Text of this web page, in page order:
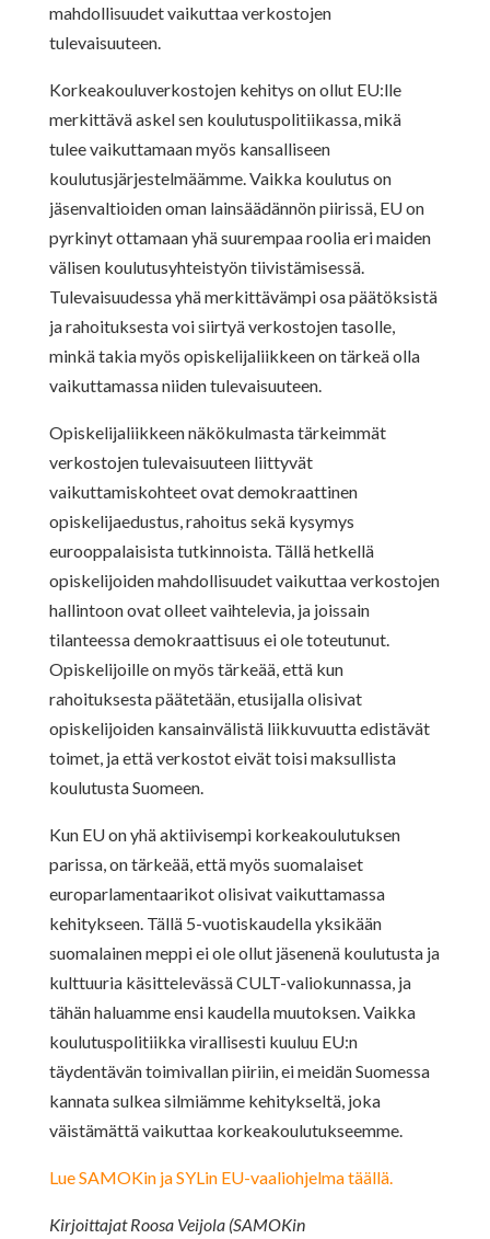
mahdollisuudet vaikuttaa verkostojen
tulevaisuuteen.
Korkeakouluverkostojen kehitys on ollut EU:lle
merkittävä askel sen koulutuspolitiikassa, mikä
tulee vaikuttamaan myös kansalliseen
koulutusjärjestelmäämme. Vaikka koulutus on
jäsenvaltioiden oman lainsäädännön piirissä, EU on
pyrkinyt ottamaan yhä suurempaa roolia eri maiden
välisen koulutusyhteistyön tiivistämisessä.
Tulevaisuudessa yhä merkittävämpi osa päätöksistä
ja rahoituksesta voi siirtyä verkostojen tasolle,
minkä takia myös opiskelijaliikkeen on tärkeä olla
vaikuttamassa niiden tulevaisuuteen.
Opiskelijaliikkeen näkökulmasta tärkeimmät
verkostojen tulevaisuuteen liittyvät
vaikuttamiskohteet ovat demokraattinen
opiskelijaedustus, rahoitus sekä kysymys
eurooppalaisista tutkinnoista. Tällä hetkellä
opiskelijoiden mahdollisuudet vaikuttaa verkostojen
hallintoon ovat olleet vaihtelevia, ja joissain
tilanteessa demokraattisuus ei ole toteutunut.
Opiskelijoille on myös tärkeää, että kun
rahoituksesta päätetään, etusijalla olisivat
opiskelijoiden kansainvälistä liikkuvuutta edistävät
toimet, ja että verkostot eivät toisi maksullista
koulutusta Suomeen.
Kun EU on yhä aktiivisempi korkeakoulutuksen
parissa, on tärkeää, että myös suomalaiset
europarlamentaarikot olisivat vaikuttamassa
kehitykseen. Tällä 5-vuotiskaudella yksikään
suomalainen meppi ei ole ollut jäsenenä koulutusta ja
kulttuuria käsittelevässä CULT-valiokunnassa, ja
tähän haluamme ensi kaudella muutoksen. Vaikka
koulutuspolitiikka virallisesti kuuluu EU:n
täydentävän toimivallan piiriin, ei meidän Suomessa
kannata sulkea silmiämme kehitykseltä, joka
väistämättä vaikuttaa korkeakoulutukseemme.
Lue SAMOKin ja SYLin EU-vaaliohjelma täällä.
Kirjoittajat Roosa Veijola (SAMOKin